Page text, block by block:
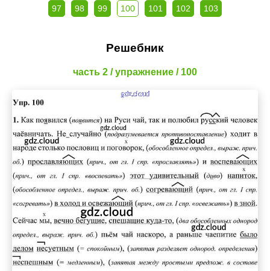
97 98 99 100 101 102 103
Решебник
часть 2 / упражнение / 100